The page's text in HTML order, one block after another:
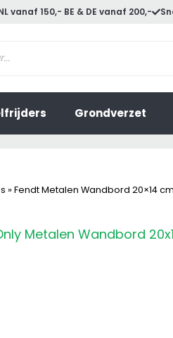
vanaf 150,- BE & DE vanaf 200,-
Grondverzet
» Fendt Metalen Wandbord 20×14 cm